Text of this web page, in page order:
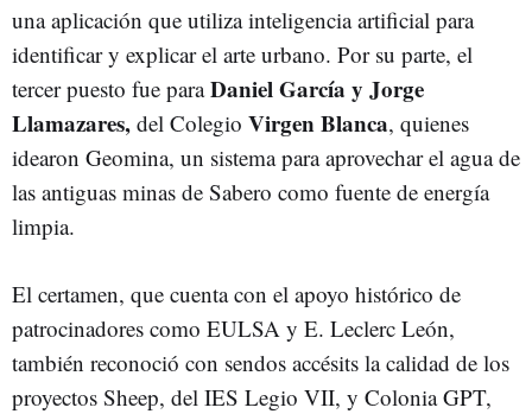
una aplicación que utiliza inteligencia artificial para
identificar y explicar el arte urbano. Por su parte, el
tercer puesto fue paraDaniel García y Jorge
Llamazares, del Colegio Virgen Blanca, quienes
idearon Geomina, un sistema para aprovechar el agua de
las antiguas minas de Sabero como fuente de energía
limpia.
El certamen, que cuenta con el apoyo histórico de
patrocinadores como EULSA y E. Leclerc León,
también reconoció con sendos accésits la calidad de los
proyectos Sheep, del IES Legio VII, y Colonia GPT,